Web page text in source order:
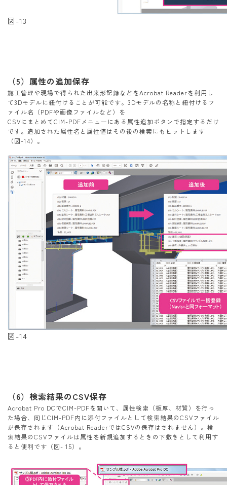
図-13
（5）属性の追加保存
施工管理や現場で得られた出来形記録などをAcrobat Readerを利用し
て3Dモデルに紐付けることが可能です。3Dモデルの名称と紐付けるフ
ァイル名（PDFや画像ファイルなど）を
CSVにまとめてCIM-PDFメニューにある属性追加ボタンで指定するだけ
です。追加された属性名と属性値はその後の検索にもヒットします
（図-14）。
図-14
（6）検索結果のCSV保存
Acrobat Pro DCでCIM-PDFを開いて、属性検索（板厚、材質）を行っ
た場合、同じCIM-PDF内に添付ファイルとして検索結果のCSVファイル
が保存されます（Acrobat ReaderではCSVの保存はされません）。検
索結果のCSVファイルは属性を新規追加するときの下敷きとして利用す
ると便利です（図- 15）。